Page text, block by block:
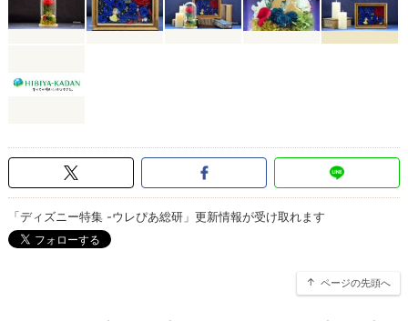
「ディズニー特集 -ウレぴあ総研」更新情報が受け取れます
ページの先頭へ